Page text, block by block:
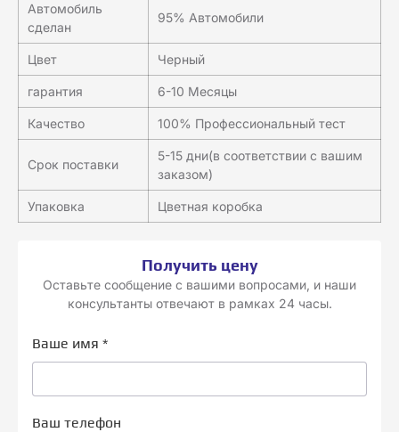
Автомобиль
сделан
95% Автомобили
Цвет Черный
гарантия 6-10 Месяцы
Качество 100% Профессиональный тест
Срок поставки
5-15 дни(в соответствии с вашим
заказом)
Упаковка Цветная коробка
Получить цену
Оставьте сообщение с вашими вопросами, и наши
консультанты отвечают в рамках 24 часы.
Ваше имя *
Ваш телефон